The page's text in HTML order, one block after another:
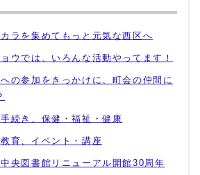
ラを集めてもっと元気な西区へ
ウでは、いろんな活動やってます！
の参加をきっかけに、町会の仲間に
続き、保健・福祉・健康
育、イベント・講座
央図書館リニューアル開館30周年